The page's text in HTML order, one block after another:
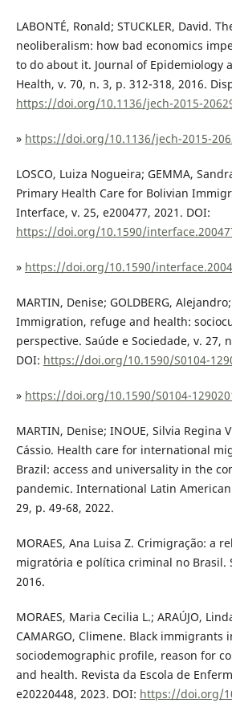
LABONTÉ, Ronald; STUCKLER, David.
neoliberalism: how bad economics
to do about it. Journal of Epidemiology
Health, v. 70, n. 3, p. 312-318, 2016.
https://doi.org/10.1136/jech-2015-
» https://doi.org/10.1136/jech-2015-
LOSCO, Luiza Nogueira; GEMMA,
Primary Health Care for Bolivian
Interface, v. 25, e200477, 2021. DOI:
https://doi.org/10.1590/
» https://doi.org/10.1590/
MARTIN, Denise; GOLDBERG,
Immigration, refuge and health:
perspective. Saúde e Sociedade, v. 27,
DOI: https://doi.org/10.1590/S0104-
» https://doi.org/10.1590/S0104-
MARTIN, Denise; INOUE, Silvia Regina
Cássio. Health care for international
Brazil: access and universality in the
pandemic. International Latin American
29, p. 49-68, 2022.
MORAES, Ana Luisa Z. Crimigração: a
migratória e política criminal no Brasil.
2016.
MORAES, Maria Cecilia L.; ARAÚJO,
CAMARGO, Climene. Black immigrants
sociodemographic profile, reason for
and health. Revista da Escola de
e20220448, 2023. DOI: https://doi.org/